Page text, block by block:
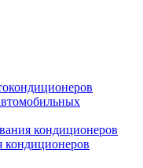
кондиционеров
кондиционеров